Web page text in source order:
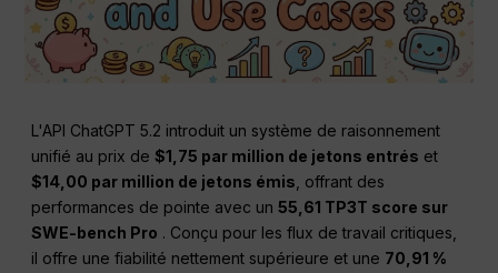
L'API ChatGPT 5.2 introduit un système de raisonnement
unifié au prix de$1,75 par million de jetons entrés et
$14,00 par million de jetons émis , offrant des
performances de pointe avec un55,61 TP3T score sur
SWE-bench Pro . Conçu pour les flux de travail critiques,
il offre une fiabilité nettement supérieure et une 70,91 %